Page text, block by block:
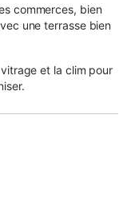
commerces, bien
une terrasse bien
et la clim pour